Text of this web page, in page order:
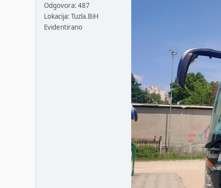
Odgovora: 487
Lokacija: Tuzla.BiH
Evidentirano